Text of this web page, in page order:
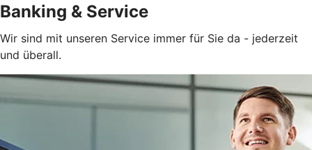
Banking & Service
Wir sind mit unseren Service immer für Sie da - jederzeit
und überall.